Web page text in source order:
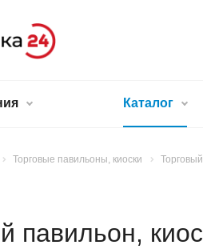
Каталог
Торговые павильоны, киоски
павильон,